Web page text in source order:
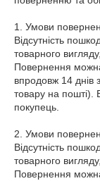
1. Умови
Відсутність
товарного
Повернення
впродовж 14 днів
товару на пошті).
покупець.
2. Умови
Відсутність
товарного
Повернення